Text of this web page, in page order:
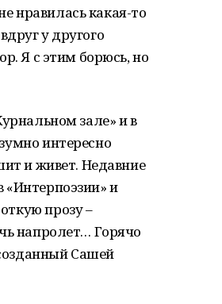
нравилась какая-то
у другого
Я с этим борюсь, но
зале» и в
интересно
и живет. Недавние
«Интерпоэзии» и
прозу –
напролет… Горячо
Сашей